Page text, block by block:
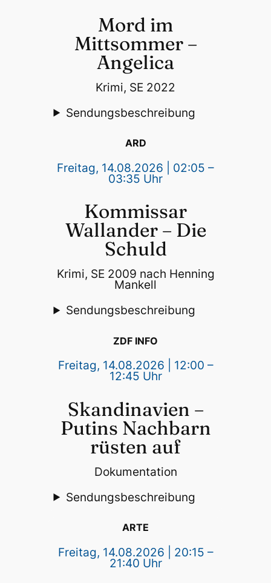
Mord im
Mittsommer –
Angelica
Krimi, SE 2022
Sendungsbeschreibung
ARD
Freitag, 14.08.2026 | 02:05 –
03:35 Uhr
Kommissar
Wallander – Die
Schuld
Krimi, SE 2009 nach Henning
Mankell
Sendungsbeschreibung
ZDF INFO
Freitag, 14.08.2026 | 12:00 –
12:45 Uhr
Skandinavien –
Putins Nachbarn
rüsten auf
Dokumentation
Sendungsbeschreibung
ARTE
Freitag, 14.08.2026 | 20:15 –
21:40 Uhr